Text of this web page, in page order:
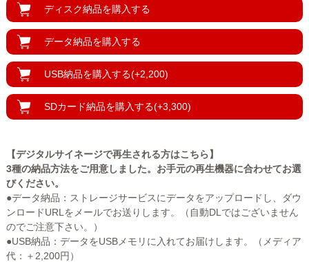
ディスク納品を購入する
データ納品を購入する
USB納品を購入する(+2,200)
SDカード納品を購入する(+3,300)
【デジタルサイネージで再生される方はこちら】
3種の納品方法をご用意しました。お手元の再生機器に合わせてお選
びください。
●データ納品：ストレージサービスにデータをアップロードし、ダウ
ンロードURLをメールでお送りします。（自動DLではございません
のでご注意下さい。）
●USB納品：データをUSBメモリに入れてお届けします。（メディア
代：＋2,200円）